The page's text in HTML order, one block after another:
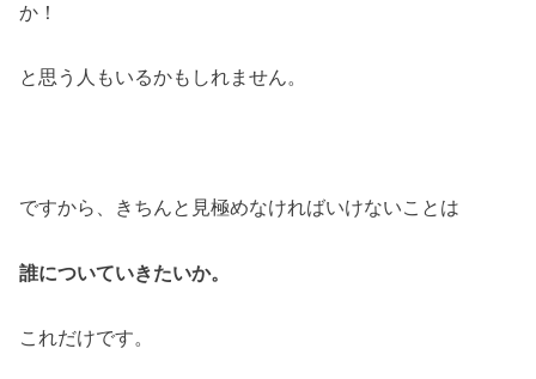
か！
と思う人もいるかもしれません。
ですから、きちんと見極めなければいけないことは
誰についていきたいか。
これだけです。